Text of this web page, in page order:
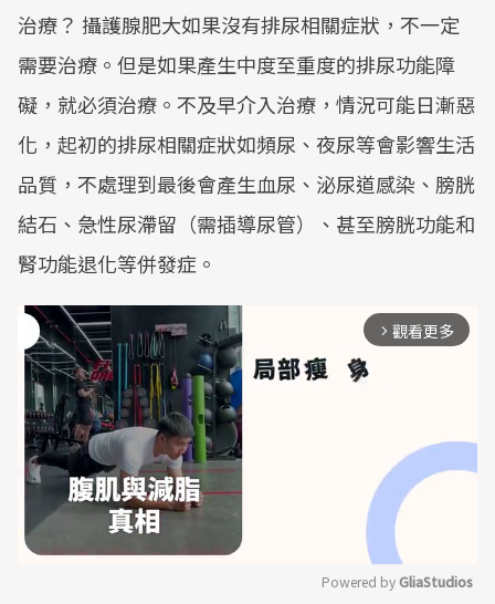
治療？ 攝護腺肥大如果沒有排尿相關症狀，不一定
需要治療。但是如果產生中度至重度的排尿功能障
礙，就必須治療。不及早介入治療，情況可能日漸惡
化，起初的排尿相關症狀如頻尿、夜尿等會影響生活
品質，不處理到最後會產生血尿、泌尿道感染、膀胱
結石、急性尿滯留（需插導尿管）、甚至膀胱功能和
腎功能退化等併發症。
arrow_forward_ios 觀看更多
Powered by GliaStudios